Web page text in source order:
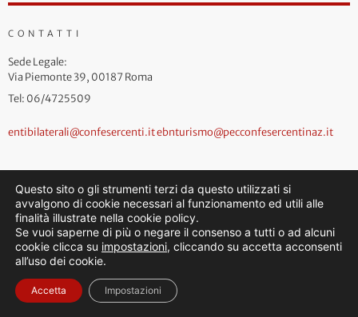
CONTATTI
Sede Legale:
Via Piemonte 39, 00187 Roma
Tel: 06/4725509
entibilaterali@confesercenti.itebnturismo@pecconfesercentinaz.it
Questo sito o gli strumenti terzi da questo utilizzati si
avvalgono di cookie necessari al funzionamento ed utili alle
finalità illustrate nella cookie policy.
Se vuoi saperne di più o negare il consenso a tutti o ad alcuni
cookie clicca su impostazioni, cliccando su accetta acconsenti
all’uso dei cookie.
Accetta Impostazioni